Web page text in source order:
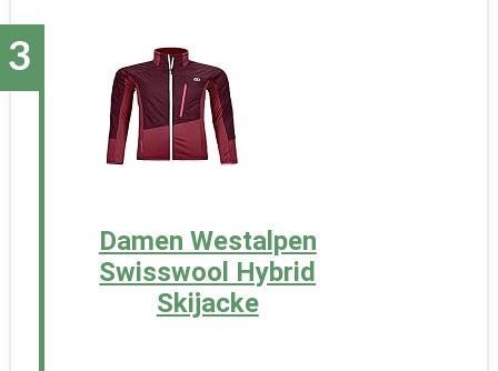
Damen Westalpen
Swisswool Hybrid
Skijacke